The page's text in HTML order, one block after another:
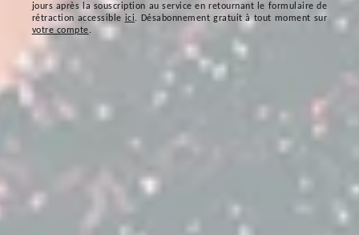
jours après la souscription au service en retournant le formulaire de
rétraction accessible ici. Désabonnement gratuit à tout moment sur
votre compte.